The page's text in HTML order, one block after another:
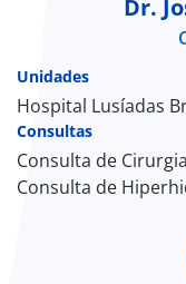
Dr.
Unidades
Hospital Lusíadas
Consultas
Consulta de
Consulta de